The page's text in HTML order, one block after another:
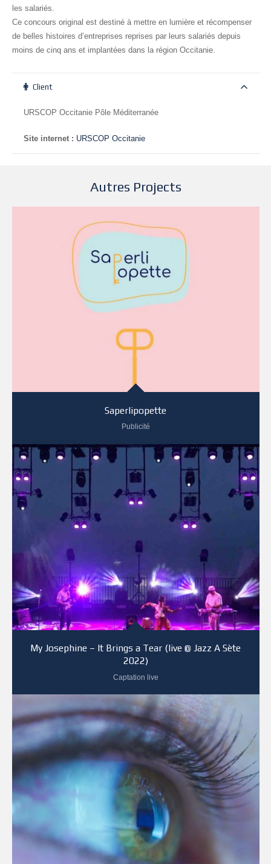
les salariés.
Ce concours original est destiné à mettre en lumière et récompenser
de belles histoires d’entreprises reprises par leurs salariés depuis
moins de cinq ans et implantées dans la région Occitanie.
Client
URSCOP Occitanie Pôle Méditerranée
Site internet : URSCOP Occitanie
Autres Projects
Saperlipopette
Publicité
My Josephine – It Brings a Tear (live @ Jazz A Sète
2022)
Captation live